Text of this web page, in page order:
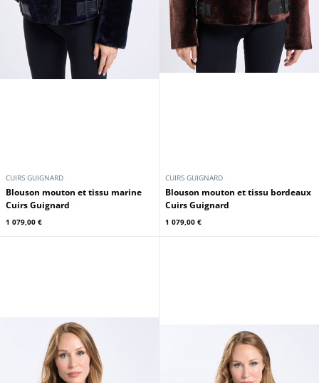
CUIRS GUIGNARD
Blouson mouton et tissu marine
Cuirs Guignard
1 079,00 €
CUIRS GUIGNARD
Blouson mouton et tissu bordeaux
Cuirs Guignard
1 079,00 €